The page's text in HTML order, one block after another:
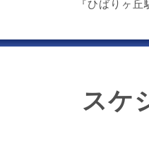
『ひばりヶ
スケ